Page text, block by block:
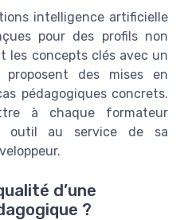
intelligence artificielle
pour des profils non
les concepts clés avec un
proposent des mises en
pédagogiques concrets.
à chaque formateur
outil au service de sa
d’une
?